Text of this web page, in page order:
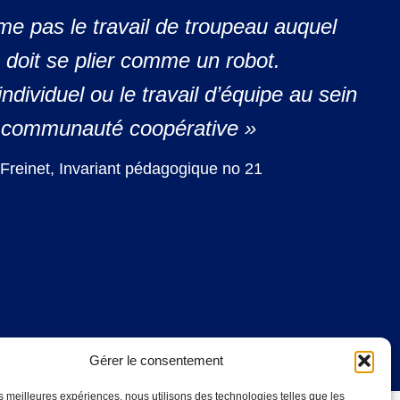
Gérer le consentement
meilleures expériences, nous utilisons des technologies telles que les
pas le travail de troupeau auquel
doit se plier comme un robot.
ou le travail d’équipe au sein
communauté coopérative »
Invariant pédagogique no 21